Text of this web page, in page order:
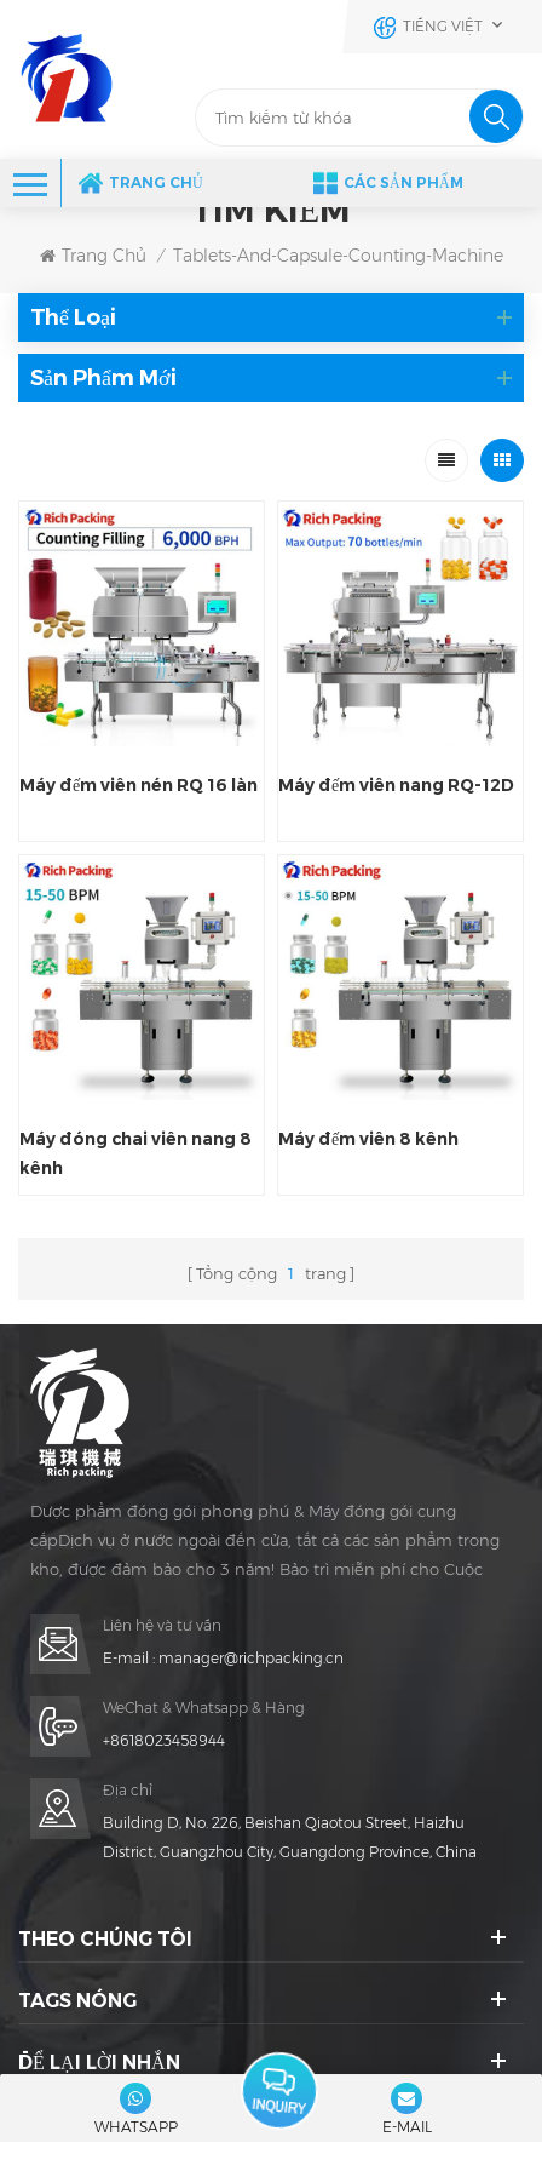
TIẾNG VIỆT
TRANG CHỦ CÁC SẢN PHẨM
TÌM KIẾM
Trang Chủ / Tablets-And-Capsule-Counting-Machine
Thể Loại
Sản Phẩm Mới
Máy đếm viên nén RQ 16 làn Máy đếm viên nang RQ-12D
Máy đóng chai viên nang 8
kênh
Máy đếm viên 8 kênh
Tổng cộng 1 trang
Dược phẩm đóng gói phong phú & Máy đóng gói cung
cấpDịch vụ ở nước ngoài đến cửa, tất cả các sản phẩm trong
kho, được đảm bảo cho 3 năm! Bảo trì miễn phí cho Cuộc
Liên hệ và tư vấn
E-mail : manager@richpacking.cn
WeChat & Whatsapp & Hàng
+8618023458944
Địa chỉ
Building D, No. 226, Beishan Qiaotou Street, Haizhu
District, Guangzhou City, Guangdong Province, China
THEO CHÚNG TÔI
TAGS NÓNG
ĐỂ LẠI LỜI NHẮN
BIỂU TƯỢNG XÃ HỘI :
WHATSAPP E-MAIL